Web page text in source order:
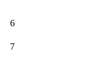
6
7